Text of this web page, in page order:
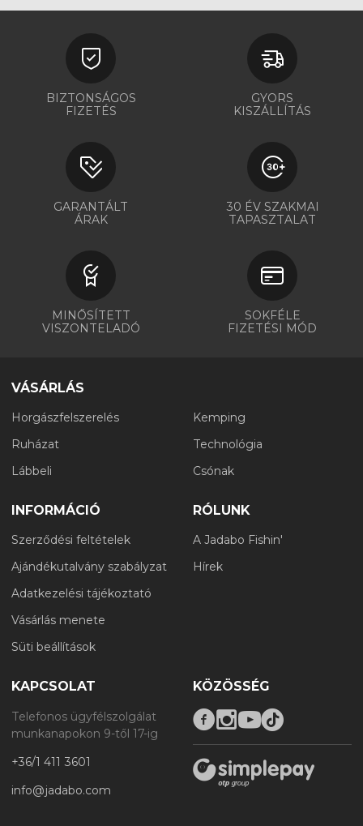
BIZTONSÁGOS
FIZETÉS
GYORS
KISZÁLLÍTÁS
GARANTÁLT
ÁRAK
30 ÉV SZAKMAI
TAPASZTALAT
MINŐSÍTETT
VISZONTELADÓ
SOKFÉLE
FIZETÉSI MÓD
VÁSÁRLÁS
Horgászfelszerelés
Ruházat
Lábbeli
Kemping
Technológia
Csónak
INFORMÁCIÓ
Szerződési feltételek
Ajándékutalvány szabályzat
Adatkezelési tájékoztató
Vásárlás menete
Süti beállítások
RÓLUNK
A Jadabo Fishin'
Hírek
KAPCSOLAT
Telefonos ügyfélszolgálat
munkanapokon 9-től 17-ig
+36/1 411 3601
info@jadabo.com
KÖZÖSSÉG